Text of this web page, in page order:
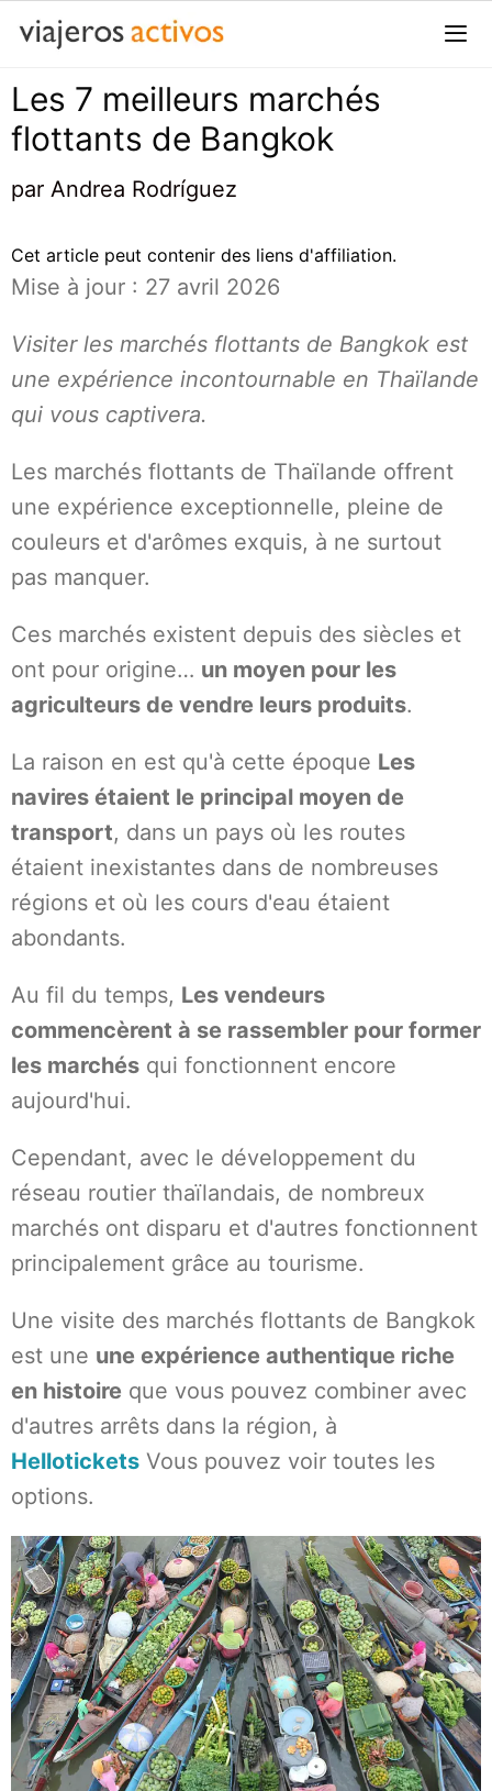
Passer
contenu
Les 7 meilleurs marchés
flottants de Bangkok
par Andrea Rodríguez
Cet article peut contenir des liens d'affiliation.
Mise à jour : 27 avril 2026
Visiter les marchés flottants de Bangkok est
une expérience incontournable en Thaïlande
qui vous captivera.
Les marchés flottants de Thaïlande offrent
une expérience exceptionnelle, pleine de
couleurs et d'arômes exquis, à ne surtout
pas manquer.
Ces marchés existent depuis des siècles et
ont pour origine… un moyen pour les
agriculteurs de vendre leurs produits.
La raison en est qu'à cette époque Les
navires étaient le principal moyen de
transport, dans un pays où les routes
étaient inexistantes dans de nombreuses
régions et où les cours d'eau étaient
abondants.
Au fil du temps, Les vendeurs
commencèrent à se rassembler pour former
les marchés qui fonctionnent encore
aujourd'hui.
Cependant, avec le développement du
réseau routier thaïlandais, de nombreux
marchés ont disparu et d'autres fonctionnent
principalement grâce au tourisme.
Une visite des marchés flottants de Bangkok
est une une expérience authentique riche
en histoire que vous pouvez combiner avec
d'autres arrêts dans la région, à
Hellotickets Vous pouvez voir toutes les
options.